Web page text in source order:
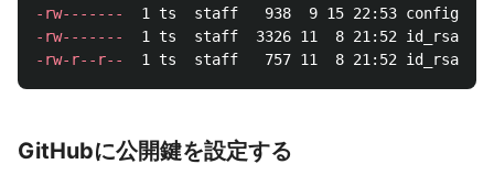
-rw-------
-rw-------
1 ts  staff  3326 11  8 21:52
-rw-r--r--
1 ts  staff   757 11  8 21:52
GitHubに公開鍵を設定する